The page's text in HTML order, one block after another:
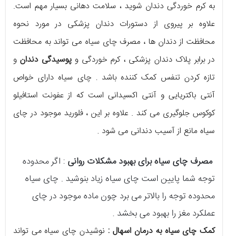
به کرم خوردگی دندان شوید ، سلامت دهانی بسیار مهم است.
علاوه بر پیروی از دستورات دندان پزشکی در مورد نحوه
محافظت از دندان ها ، مصرف چای سیاه می تواند به محافظت
در برابر پلاک دندان پزشکی ، کرم خوردگی وپوسیدگی دندان و
تازه کردن تنفس کمک کننده باشد . چای سیاه دارای خواص
آنتی باکتریایی و آنتی اکسیدانی است که از عفونت استافیلو
کوکوس جلوگیری می کند . علاوه بر این ، فلورید موجود در چای
سیاه مانع از آسیب دندانی می شود .
مصرفچای سیاه برای بهبود مشکلات روانی : اگر محدوده
توجه شما پایین است چای سیاه زیاد بنوشید . چای سیاه
محدوده توجه را بالاتر می برد چون ماده موجود در چای
عملکرد مغز را بهبود می بخشد .
کمک چای سیاه به درمان اسهال : نوشیدن چای سیاه می تواند